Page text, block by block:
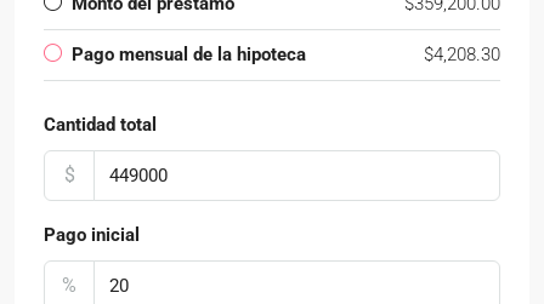
Pago mensual de la hipoteca $4,208.30
Cantidad total
$
Pago inicial
%